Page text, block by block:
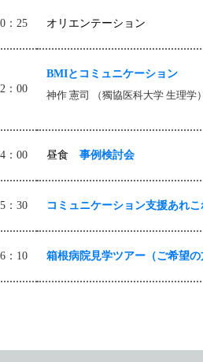
：25 オリエンテーション
：00
BMIとコミュニケーション
神作 憲司 （獨協医科大学 生理学）
：00 昼食 事例検討会
：30 コミュニケーション支援あれ
：10 箱根病院見学ツアー（ご希望の